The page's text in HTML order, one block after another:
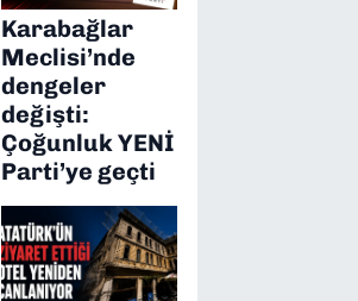
Karabağlar
Meclisi’nde
dengeler
değişti:
Çoğunluk YENİ
Parti’ye geçti